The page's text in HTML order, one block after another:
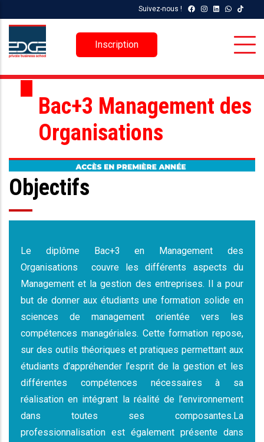
au
contenu
principal
Suivez-nous !
Inscription
Bac+3 Management des
Organisations
Objectifs
Le diplôme Bac+3 en Management des
Organisations couvre les différents aspects du
Management et la gestion des entreprises. Il a pour
but de donner aux étudiants une formation solide en
sciences de management orientée vers les
compétences managériales. Cette formation repose,
sur des outils théoriques et pratiques permettant aux
étudiants d’appréhender l’esprit de la gestion et les
différentes compétences nécessaires à sa
réalisation en intégrant la réalité de l’environnement
dans toutes ses composantes.La
professionnalisation est également présente dans